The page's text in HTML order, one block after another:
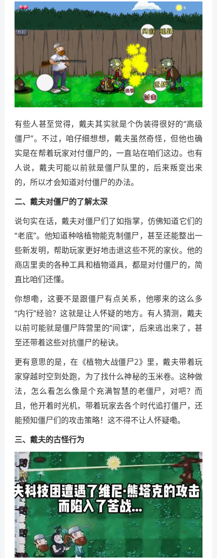
有些人甚至觉得，戴夫其实就是个伪装得很好的“高级
僵尸”。不过，咱仔细想想，戴夫虽然奇怪，但他也确
实是在帮着玩家对付僵尸的，一直站在咱们这边。也有
人说，戴夫可能以前就是僵尸队里的，后来叛变出来
的，所以才会知道对付僵尸的办法。
二、戴夫对僵尸的了解太深
说句实在话，戴夫对僵尸们了如指掌，仿佛知道它们的
“老底”。他知道种啥植物能克制僵尸，甚至还能整出一
些新发明，帮助玩家更好地击退这些不死的家伙。他的
商店里卖的各种工具和植物道具，都是对付僵尸的，简
直比咱们还懂。
你想嘞，这要不是跟僵尸有点关系，他哪来的这么多
“内行”经验？这就是让人怀疑的地方。有人猜测，戴夫
以前可能就是僵尸阵营里的“间谍”，后来逃出来了，甚
至还带着这些对抗僵尸的秘诀。
更有意思的是，在《植物大战僵尸2》里，戴夫带着玩
家穿越时空到处跑，为了找什么神秘的玉米卷。这种做
法，怎么看怎么像是个充满智慧的老僵尸，对吧？而
且，他开着时光机，带着玩家去各个时代追打僵尸，还
能预知僵尸们的攻击策略！这不得不让人怀疑嘞。
三、戴夫的古怪行为